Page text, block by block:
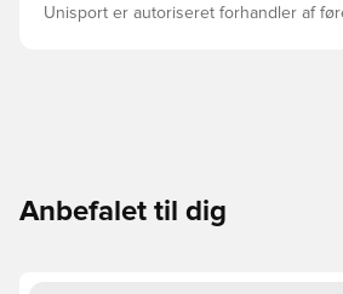
Unisport er autoriseret forhandler af
Anbefalet til dig